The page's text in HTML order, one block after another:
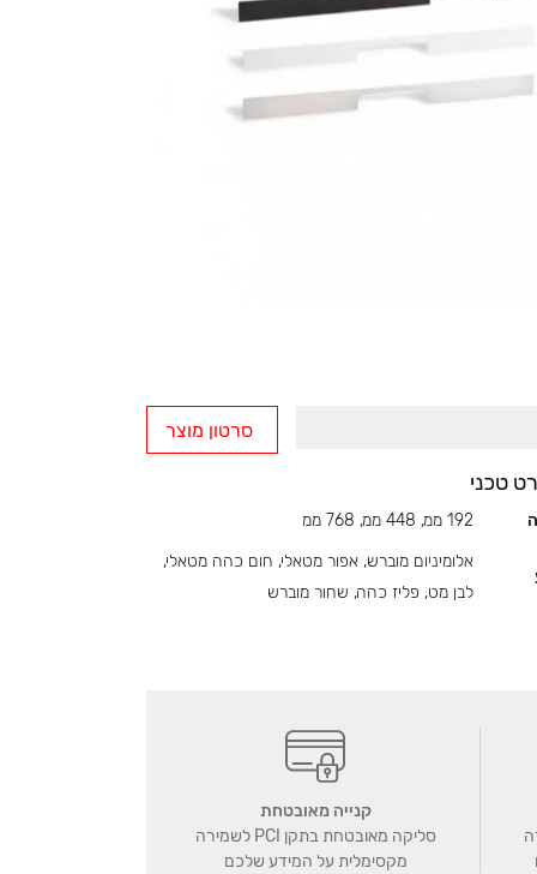
טכני
192 ממ, 448 ממ, 768 ממ
אלומיניום מוברש, אפור מטאלי, חום כהה מטאלי,
לבן מט, פליז כהה, שחור מוברש
סרטון מוצר
קנייה מאובטחת
סליקה מאובטחת בתקן PCI לשמירה
מקסימלית על המידע שלכם